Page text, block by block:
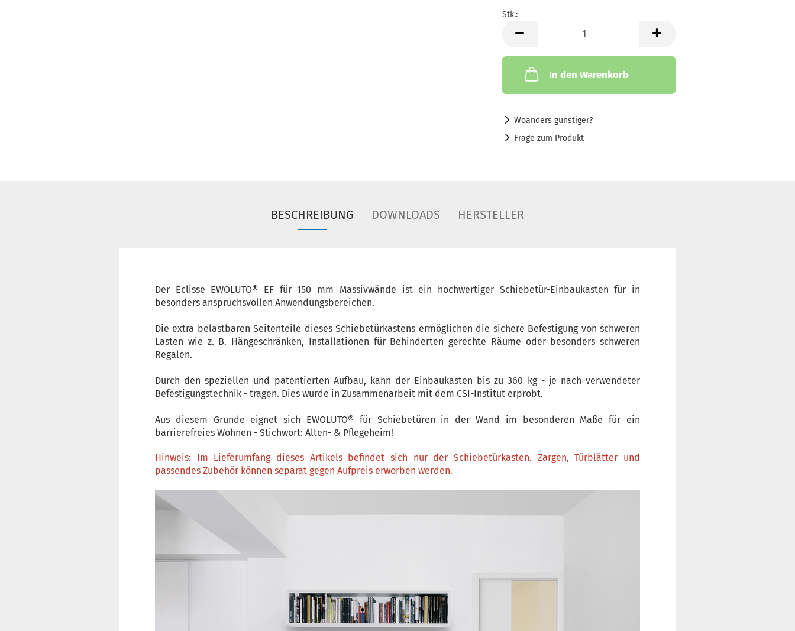
Stk.:
In den Warenkorb
Woanders günstiger?
Frage zum Produkt
BESCHREIBUNG DOWNLOADS HERSTELLER
Der Eclisse EWOLUTO® EF für 150 mm Massivwände ist ein hochwertiger Schiebetür-Einbaukasten für in
besonders anspruchsvollen Anwendungsbereichen.
Die extra belastbaren Seitenteile dieses Schiebetürkastens ermöglichen die sichere Befestigung von schweren
Lasten wie z. B. Hängeschränken, Installationen für Behinderten gerechte Räume oder besonders schweren
Regalen.
Durch den speziellen und patentierten Aufbau, kann der Einbaukasten bis zu 360 kg - je nach verwendeter
Befestigungstechnik - tragen. Dies wurde in Zusammenarbeit mit dem CSI-Institut erprobt.
Aus diesem Grunde eignet sich EWOLUTO® für Schiebetüren in der Wand im besonderen Maße für ein
barrierefreies Wohnen - Stichwort: Alten- & Pflegeheim!
Hinweis: Im Lieferumfang dieses Artikels befindet sich nur der Schiebetürkasten. Zargen, Türblätter und
passendes Zubehör können separat gegen Aufpreis erworben werden.